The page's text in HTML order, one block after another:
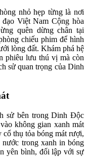
nhỏ hẹp từng là nơi
Việt Nam Cộng hòa
quên dừng chân tại
chiếu phim để hình
lòng đất. Khám phá hệ
phiêu lưu thú vị mà còn
sử quan trọng của Dinh
sử bên trong Dinh Độc
không gian xanh mát
thụ tỏa bóng mát rượi,
trong xanh in bóng
yên bình, đối lập với sự